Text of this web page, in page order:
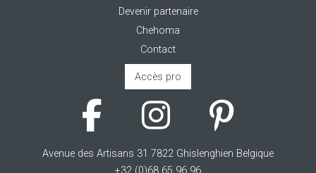
Devenir partenaire
Chehoma
Contact
Accès pro
Avenue des Artisans 31 7822 Ghislenghien Belgique